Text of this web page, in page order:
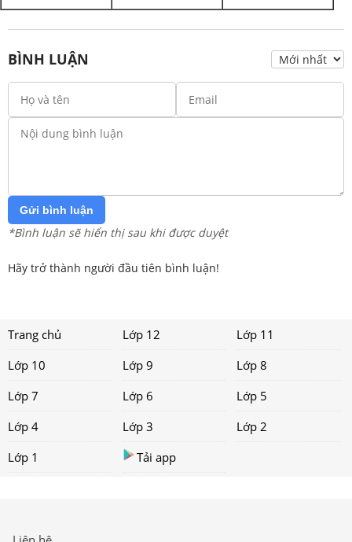
BÌNH LUẬN
Gửi bình luận
*Bình luận sẽ hiển thị sau khi được duyệt
Hãy trở thành người đầu tiên bình luận!
Trang chủ Lớp 12
Lớp 11
Lớp 10
Lớp 9
Lớp 8
Lớp 7
Lớp 6
Lớp 5
Lớp 4
Lớp 3
Lớp 2
Lớp 1
Tải app